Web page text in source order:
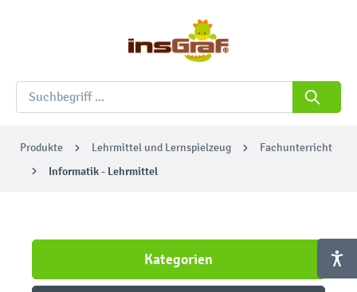
Produkte Lehrmittel und Lernspielzeug Fachunterricht
Informatik - Lehrmittel
Kategorien